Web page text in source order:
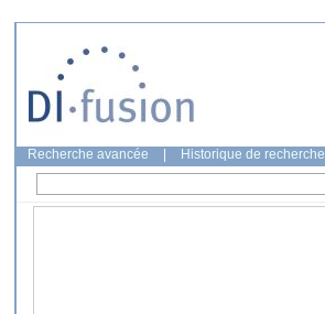
Recherche avancée Historique de recherche